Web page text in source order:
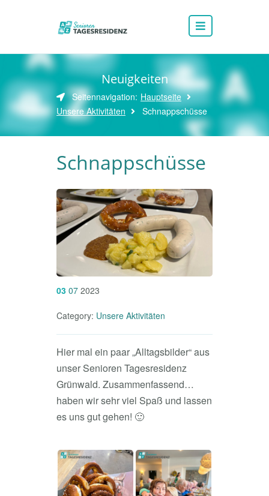
Neuigkeiten
Seitennavigation: Hauptseite
Unsere Aktivitäten
Schnappschüsse
Schnappschüsse
03 07 2023
Category: Unsere Aktivitäten
Hier mal ein paar „Alltagsbilder“ aus
unser Senioren Tagesresidenz
Grünwald. Zusammenfassend…
haben wir sehr viel Spaß und lassen
es uns gut gehen! 🙂